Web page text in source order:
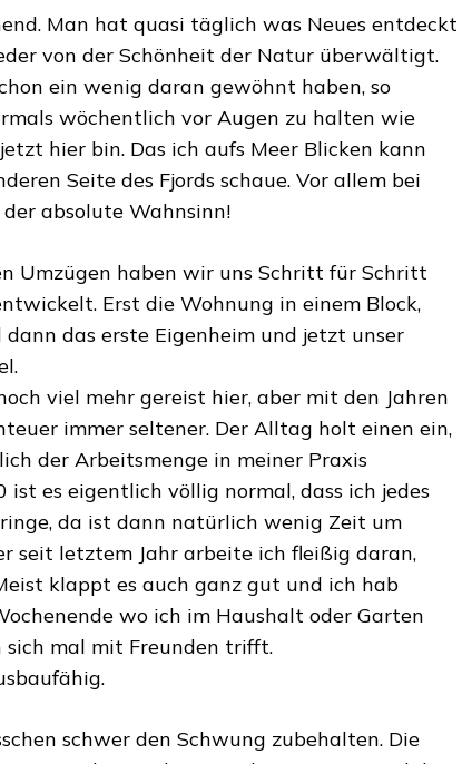
Man hat quasi täglich was Neues entdeckt
von der Schönheit der Natur überwältigt.
ein wenig daran gewöhnt haben, so
wöchentlich vor Augen zu halten wie
hier bin. Das ich aufs Meer Blicken kann
Seite des Fjords schaue. Vor allem bei
absolute Wahnsinn!
Umzügen haben wir uns Schritt für Schritt
Erst die Wohnung in einem Block,
das erste Eigenheim und jetzt unser
viel mehr gereist hier, aber mit den Jahren
immer seltener. Der Alltag holt einen ein,
der Arbeitsmenge in meiner Praxis
ist es eigentlich völlig normal, dass ich jedes
da ist dann natürlich wenig Zeit um
seit letztem Jahr arbeite ich fleißig daran,
klappt es auch ganz gut und ich hab
wo ich im Haushalt oder Garten
sich mal mit Freunden trifft.
schwer den Schwung zubehalten. Die